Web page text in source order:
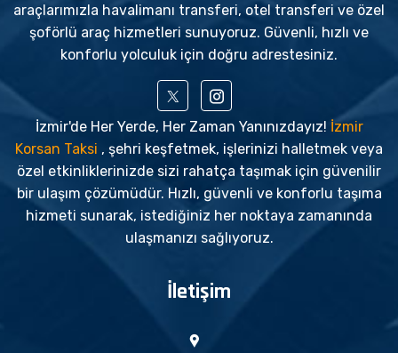
araçlarımızla havalimanı transferi, otel transferi ve özel
şoförlü araç hizmetleri sunuyoruz. Güvenli, hızlı ve
konforlu yolculuk için doğru adrestesiniz.
İzmir'de Her Yerde, Her Zaman Yanınızdayız! İzmir
Korsan Taksi , şehri keşfetmek, işlerinizi halletmek veya
özel etkinliklerinizde sizi rahatça taşımak için güvenilir
bir ulaşım çözümüdür. Hızlı, güvenli ve konforlu taşıma
hizmeti sunarak, istediğiniz her noktaya zamanında
ulaşmanızı sağlıyoruz.
İletişim